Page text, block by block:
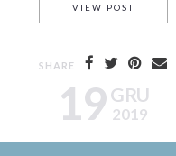
19 GRU
2019
VIEW POST
SHARE